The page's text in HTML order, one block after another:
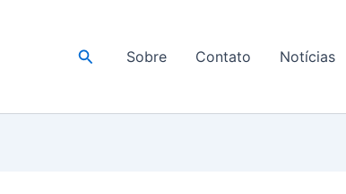
Pesquisar
Sobre Contato Notícias